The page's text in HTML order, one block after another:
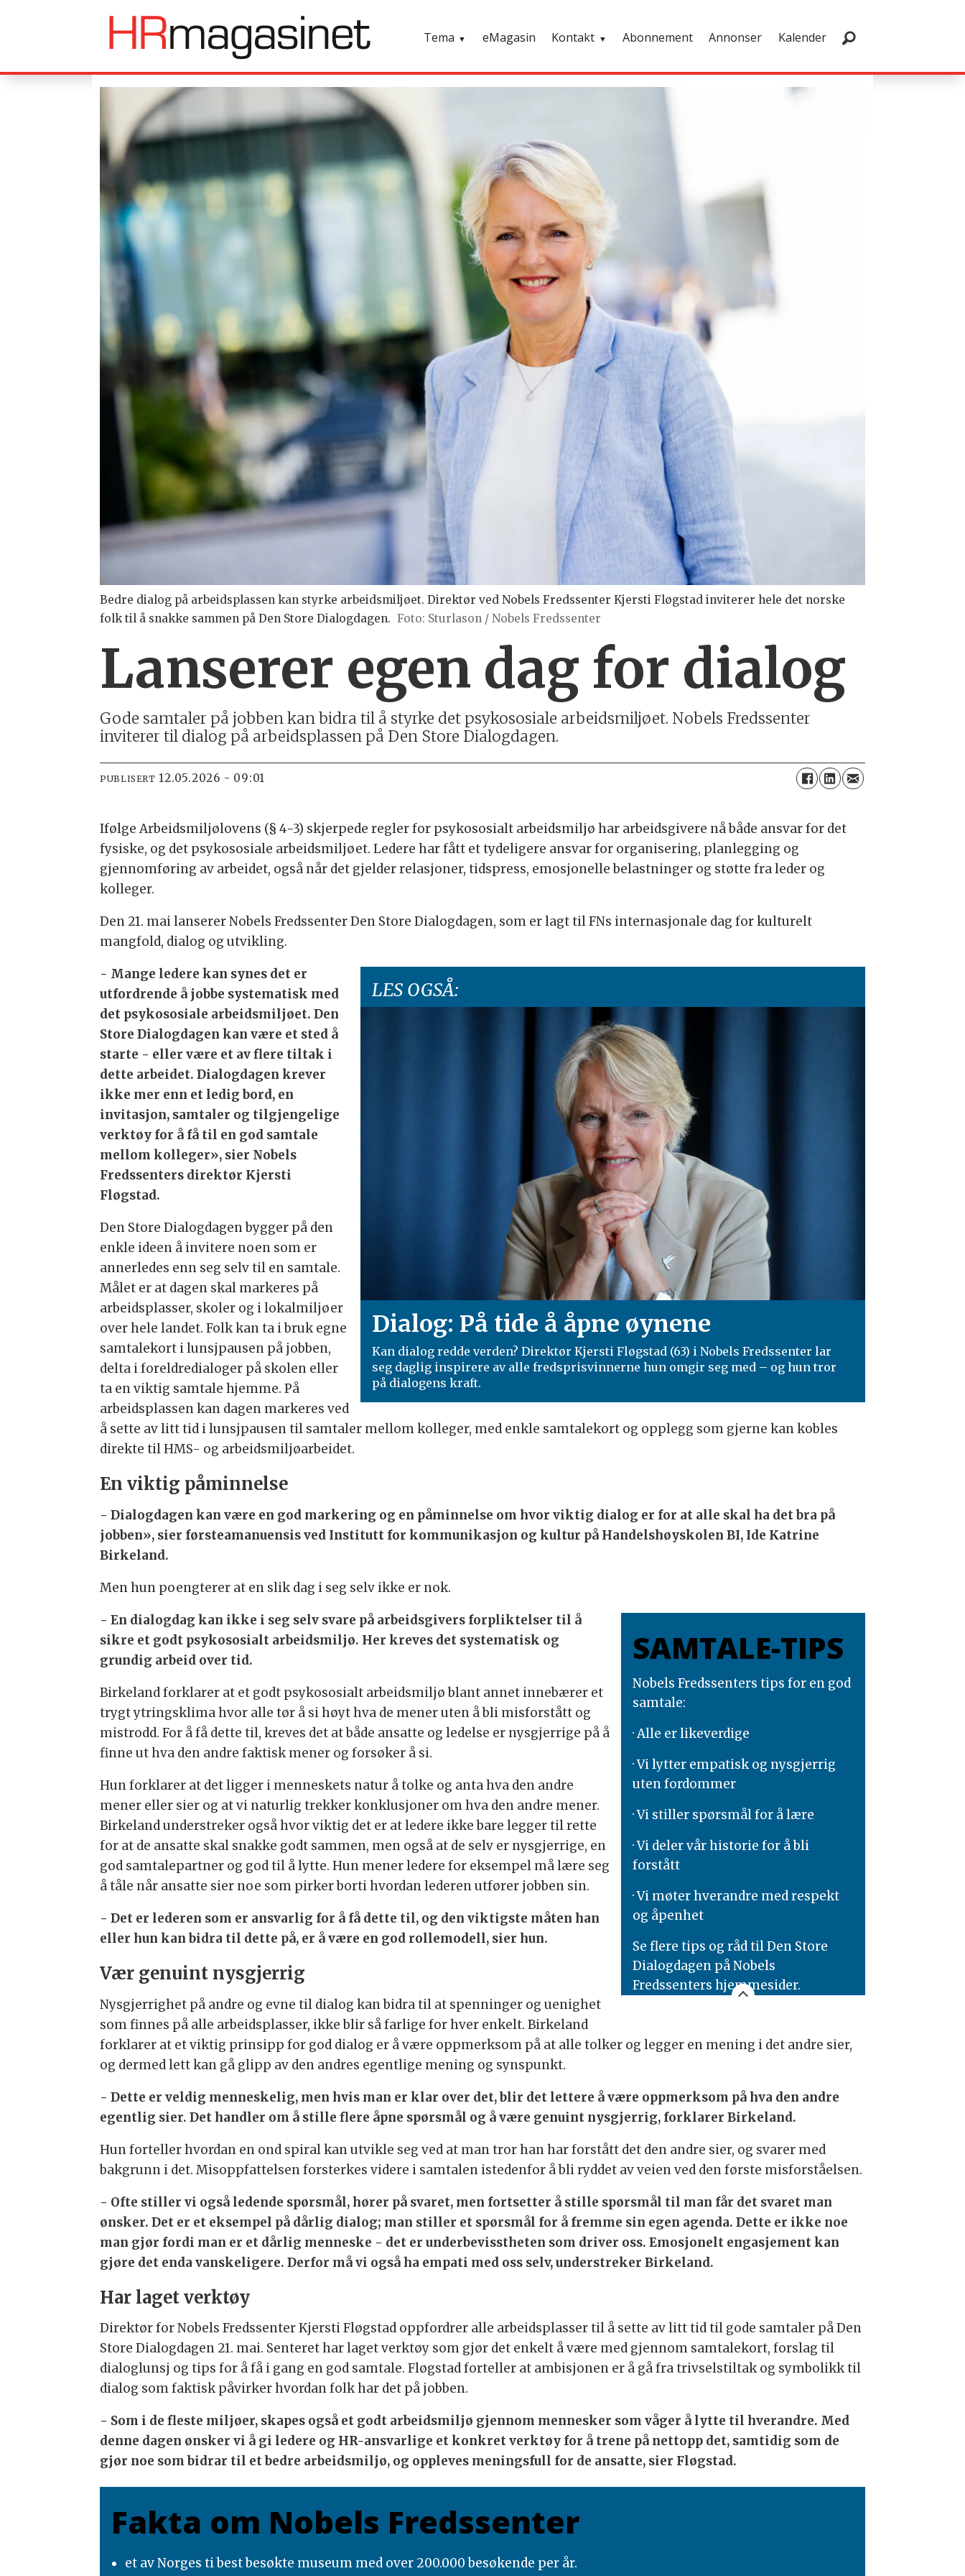
Tema eMagasin Kontakt Abonnement Annonser Kalender
Bedre dialog på arbeidsplassen kan styrke arbeidsmiljøet. Direktør ved Nobels Fredssenter Kjersti Fløgstad inviterer hele det norske
folk til å snakke sammen på Den Store Dialogdagen. Foto: Sturlason / Nobels Fredssenter
Lanserer egen dag for dialog
Gode samtaler på jobben kan bidra til å styrke det psykososiale arbeidsmiljøet. Nobels Fredssenter
inviterer til dialog på arbeidsplassen på Den Store Dialogdagen.
PUBLISERT 12.05.2026 - 09:01
Ifølge Arbeidsmiljølovens (§ 4-3) skjerpede regler for psykososialt arbeidsmiljø har arbeidsgivere nå både ansvar for det
fysiske, og det psykososiale arbeidsmiljøet. Ledere har fått et tydeligere ansvar for organisering, planlegging og
gjennomføring av arbeidet, også når det gjelder relasjoner, tidspress, emosjonelle belastninger og støtte fra leder og
kolleger.
Den 21. mai lanserer Nobels Fredssenter Den Store Dialogdagen, som er lagt til FNs internasjonale dag for kulturelt
mangfold, dialog og utvikling.
LES OGSÅ:
Dialog: På tide å åpne øynene
Kan dialog redde verden? Direktør Kjersti Fløgstad (63) i Nobels Fredssenter lar
seg daglig inspirere av alle fredsprisvinnerne hun omgir seg med – og hun tror
på dialogens kraft.
- Mange ledere kan synes det er
utfordrende å jobbe systematisk med
det psykososiale arbeidsmiljøet. Den
Store Dialogdagen kan være et sted å
starte - eller være et av flere tiltak i
dette arbeidet. Dialogdagen krever
ikke mer enn et ledig bord, en
invitasjon, samtaler og tilgjengelige
verktøy for å få til en god samtale
mellom kolleger», sier Nobels
Fredssenters direktør Kjersti
Fløgstad.
Den Store Dialogdagen bygger på den
enkle ideen å invitere noen som er
annerledes enn seg selv til en samtale.
Målet er at dagen skal markeres på
arbeidsplasser, skoler og i lokalmiljøer
over hele landet. Folk kan ta i bruk egne
samtalekort i lunsjpausen på jobben,
delta i foreldredialoger på skolen eller
ta en viktig samtale hjemme. På
arbeidsplassen kan dagen markeres ved
å sette av litt tid i lunsjpausen til samtaler mellom kolleger, med enkle samtalekort og opplegg som gjerne kan kobles
direkte til HMS- og arbeidsmiljøarbeidet.
En viktig påminnelse
- Dialogdagen kan være en god markering og en påminnelse om hvor viktig dialog er for at alle skal ha det bra på
jobben», sier førsteamanuensis ved Institutt for kommunikasjon og kultur på Handelshøyskolen BI, Ide Katrine
Birkeland.
Men hun poengterer at en slik dag i seg selv ikke er nok.
SAMTALE-TIPS
Nobels Fredssenters tips for en god
samtale:
· Alle er likeverdige
· Vi lytter empatisk og nysgjerrig
uten fordommer
· Vi stiller spørsmål for å lære
· Vi deler vår historie for å bli
forstått
· Vi møter hverandre med respekt
og åpenhet
Se flere tips og råd til Den Store
Dialogdagen på Nobels
Fredssenters hjemmesider.
- En dialogdag kan ikke i seg selv svare på arbeidsgivers forpliktelser til å
sikre et godt psykososialt arbeidsmiljø. Her kreves det systematisk og
grundig arbeid over tid.
Birkeland forklarer at et godt psykososialt arbeidsmiljø blant annet innebærer et
trygt ytringsklima hvor alle tør å si høyt hva de mener uten å bli misforstått og
mistrodd. For å få dette til, kreves det at både ansatte og ledelse er nysgjerrige på å
finne ut hva den andre faktisk mener og forsøker å si.
Hun forklarer at det ligger i menneskets natur å tolke og anta hva den andre
mener eller sier og at vi naturlig trekker konklusjoner om hva den andre mener.
Birkeland understreker også hvor viktig det er at ledere ikke bare legger til rette
for at de ansatte skal snakke godt sammen, men også at de selv er nysgjerrige, en
god samtalepartner og god til å lytte. Hun mener ledere for eksempel må lære seg
å tåle når ansatte sier noe som pirker borti hvordan lederen utfører jobben sin.
- Det er lederen som er ansvarlig for å få dette til, og den viktigste måten han
eller hun kan bidra til dette på, er å være en god rollemodell, sier hun.
Vær genuint nysgjerrig
Nysgjerrighet på andre og evne til dialog kan bidra til at spenninger og uenighet
som finnes på alle arbeidsplasser, ikke blir så farlige for hver enkelt. Birkeland
forklarer at et viktig prinsipp for god dialog er å være oppmerksom på at alle tolker og legger en mening i det andre sier,
og dermed lett kan gå glipp av den andres egentlige mening og synspunkt.
- Dette er veldig menneskelig, men hvis man er klar over det, blir det lettere å være oppmerksom på hva den andre
egentlig sier. Det handler om å stille flere åpne spørsmål og å være genuint nysgjerrig, forklarer Birkeland.
Hun forteller hvordan en ond spiral kan utvikle seg ved at man tror han har forstått det den andre sier, og svarer med
bakgrunn i det. Misoppfattelsen forsterkes videre i samtalen istedenfor å bli ryddet av veien ved den første misforståelsen.
- Ofte stiller vi også ledende spørsmål, hører på svaret, men fortsetter å stille spørsmål til man får det svaret man
ønsker. Det er et eksempel på dårlig dialog; man stiller et spørsmål for å fremme sin egen agenda. Dette er ikke noe
man gjør fordi man er et dårlig menneske - det er underbevisstheten som driver oss. Emosjonelt engasjement kan
gjøre det enda vanskeligere. Derfor må vi også ha empati med oss selv, understreker Birkeland.
Har laget verktøy
Direktør for Nobels Fredssenter Kjersti Fløgstad oppfordrer alle arbeidsplasser til å sette av litt tid til gode samtaler på Den
Store Dialogdagen 21. mai. Senteret har laget verktøy som gjør det enkelt å være med gjennom samtalekort, forslag til
dialoglunsj og tips for å få i gang en god samtale. Fløgstad forteller at ambisjonen er å gå fra trivselstiltak og symbolikk til
dialog som faktisk påvirker hvordan folk har det på jobben.
- Som i de fleste miljøer, skapes også et godt arbeidsmiljø gjennom mennesker som våger å lytte til hverandre. Med
denne dagen ønsker vi å gi ledere og HR-ansvarlige et konkret verktøy for å trene på nettopp det, samtidig som de
gjør noe som bidrar til et bedre arbeidsmiljø, og oppleves meningsfull for de ansatte, sier Fløgstad.
Fakta om Nobels Fredssenter
et av Norges ti best besøkte museum med over 200.000 besøkende per år.